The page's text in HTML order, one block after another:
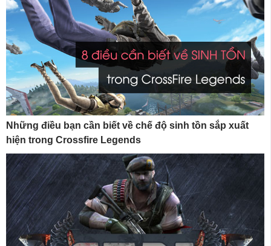
Những điều bạn cần biết về chế độ sinh tồn sắp xuất
hiện trong Crossfire Legends